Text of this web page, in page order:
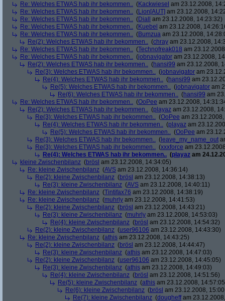
Re: Welches ETWAS hab ihr bekommen.. (Kackwiesel am 23.12.2008,
Re: Welches ETWAS hab ihr bekommen.. (Lion[AUT] am 23.12.2008,
Re: Welches ETWAS hab ihr bekommen.. (Diall
am 23.12.2008, 14:23:32)
Re: Welches ETWAS hab ihr bekommen.. (Kuebel am 23.12.2008,
Re: Welches ETWAS hab ihr bekommen.. (Bumzua am 23.12.2008,
Re(2): Welches ETWAS hab ihr bekommen.. (chray am 23.12.2008,
Re: Welches ETWAS hab ihr bekommen.. (Technofreak018 am
Re: Welches ETWAS hab ihr bekommen.. (jobnavigator am 23.12.2008,
Re(2): Welches ETWAS hab ihr bekommen.. (hansi99 am 23.12.2008,
Re(3): Welches ETWAS hab ihr bekommen.. (jobnavigator am
Re(4): Welches ETWAS hab ihr bekommen.. (hansi99 am
Re(5): Welches ETWAS hab ihr bekommen.. (jobnavigator am
Re(6): Welches ETWAS hab ihr bekommen.. (hansi99 am
Re: Welches ETWAS hab ihr bekommen.. (OoPee am 23.12.2008,
Re(2): Welches ETWAS hab ihr bekommen.. (playaz am 23.12.2008,
Re(3): Welches ETWAS hab ihr bekommen.. (OoPee am
Re(4): Welches ETWAS hab ihr bekommen.. (playaz am
Re(5): Welches ETWAS hab ihr bekommen.. (OoPee am
Re(3): Welches ETWAS hab ihr bekommen.. ( leave_my_name_out
Re(3): Welches ETWAS hab ihr bekommen.. (xxxforce am
Re(4): Welches ETWAS hab ihr bekommen.. (playaz am
kleine Zwischenbilanz (brösl am 23.12.2008, 14:34:05)
Re: kleine Zwischenbilanz (AVS am 23.12.2008, 14:36:14)
Re(2): kleine Zwischenbilanz (brösl am 23.12.2008, 14:38:13)
Re(3): kleine Zwischenbilanz (AVS am 23.12.2008, 14:40:11)
Re: kleine Zwischenbilanz (Tintifax76 am 23.12.2008, 14:38:19)
Re: kleine Zwischenbilanz (muhrly am 23.12.2008, 14:41:53)
Re(2): kleine Zwischenbilanz (brösl am 23.12.2008, 14:43:21)
Re(3): kleine Zwischenbilanz (muhrly am 23.12.2008, 14:53:03)
Re(4): kleine Zwischenbilanz (brösl am 23.12.2008, 14:54:32)
Re(2): kleine Zwischenbilanz (user96106 am 23.12.2008, 14:43:30)
Re: kleine Zwischenbilanz (athis am 23.12.2008, 14:43:25)
Re(2): kleine Zwischenbilanz (brösl am 23.12.2008, 14:44:47)
Re(3): kleine Zwischenbilanz (athis am 23.12.2008, 14:47:03)
Re(2): kleine Zwischenbilanz (user96106 am 23.12.2008, 14:45:05)
Re(3): kleine Zwischenbilanz (athis am 23.12.2008, 14:49:03)
Re(4): kleine Zwischenbilanz (brösl am 23.12.2008, 14:51:56)
Re(5): kleine Zwischenbilanz (athis am 23.12.2008,
Re(6): kleine Zwischenbilanz (brösl am 23.12.2008,
Re(7): kleine Zwischenbilanz (dougheffam